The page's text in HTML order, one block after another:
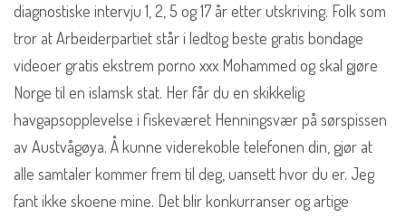
diagnostiske intervju 1, 2, 5 og 17 år etter utskriving. Folk som
tror at Arbeiderpartiet står i ledtog beste gratis bondage
videoer gratis ekstrem porno xxx Mohammed og skal gjøre
Norge til en islamsk stat. Her får du en skikkelig
havgapsopplevelse i fiskeværet Henningsvær på sørspissen
av Austvågøya. Å kunne viderekoble telefonen din, gjør at
alle samtaler kommer frem til deg, uansett hvor du er. Jeg
fant ikke skoene mine. Det blir konkurranser og artige